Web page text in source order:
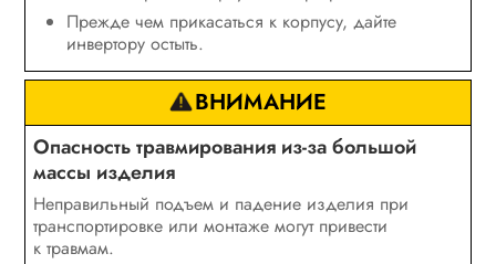
Прежде чем прикасаться к корпусу, дайте
инвертору остыть.
ВНИМАНИЕ
Опасность травмирования из-за большой
массы изделия
Неправильный подъем и падение изделия при
транспортировке или монтаже могут привести
к травмам.